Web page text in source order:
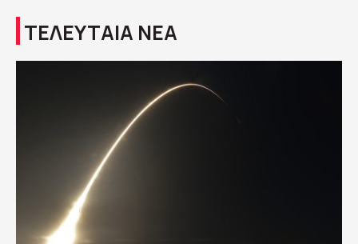
ΤΕΛΕΥΤΑΙΑ ΝΕΑ